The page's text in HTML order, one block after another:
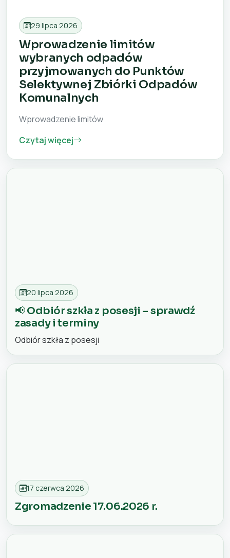
29 lipca 2026
Wprowadzenie limitów
wybranych odpadów
przyjmowanych do Punktów
Selektywnej Zbiórki Odpadów
Komunalnych
Wprowadzenie limitów
Czytaj więcej
20 lipca 2026
📢 Odbiór szkła z posesji – sprawdź
zasady i terminy
Odbiór szkła z posesji
17 czerwca 2026
Zgromadzenie 17.06.2026 r.